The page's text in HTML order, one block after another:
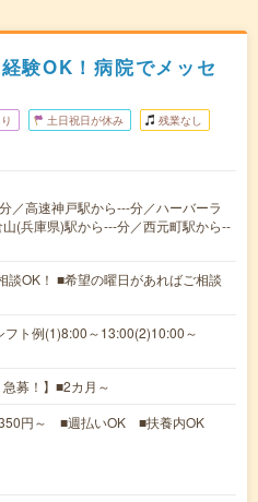
験OK！病院でメッセ
土日祝日が休み 残業なし
／高速神戸駅から---分／ハーバーラ
(兵庫県)駅から---分／西元町駅から--
談OK！ ■希望の曜日があればご相談
フト例(1)8:00～13:00(2)10:00～
急募！】■2カ月～
円～ ■週払いOK ■扶養内OK